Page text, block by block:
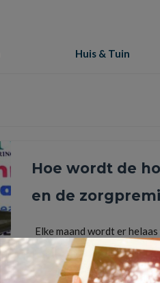
Huis & Tuin
Hoe wordt de
en de
Elke maand wordt er
afgeschreven voor de
bloedprikken, eigen risico,huisarts